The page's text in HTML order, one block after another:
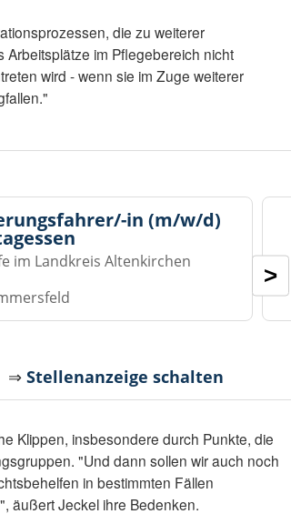
die zu weiterer
im Pflegebereich nicht
wird - wenn sie im Zuge weiterer
in (m/w/d)
im Landkreis Altenkirchen
>
Stellenanzeige schalten
Klippen, insbesondere durch Punkte, die
"Und dann sollen wir auch noch
in bestimmten Fällen
äußert Jeckel ihre Bedenken.